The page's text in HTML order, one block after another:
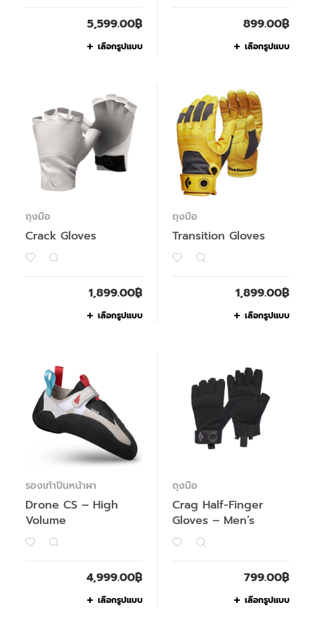
5,599.00฿
เลือกรูปแบบ
899.00฿
เลือกรูปแบบ
ถุงมือ
Crack Gloves
1,899.00฿
เลือกรูปแบบ
ถุงมือ
Transition Gloves
1,899.00฿
เลือกรูปแบบ
รองเท้าปีนหน้าผา
Drone CS – High
Volume
4,999.00฿
เลือกรูปแบบ
ถุงมือ
Crag Half-Finger
Gloves – Men’s
799.00฿
เลือกรูปแบบ